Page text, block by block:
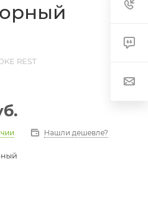
REST
Нашли дешевле?